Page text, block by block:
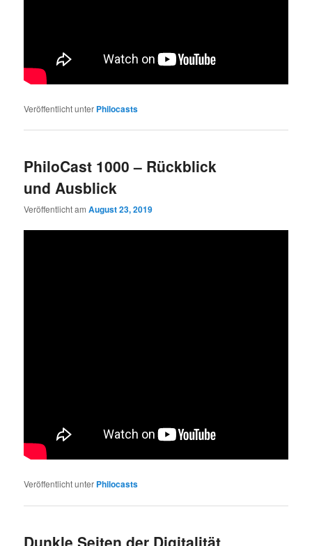
Veröffentlicht unter Philocasts
PhiloCast 1000 – Rückblick
und Ausblick
Veröffentlicht amAugust 23, 2019
Veröffentlicht unter Philocasts
Dunkle Seiten der Digitalität